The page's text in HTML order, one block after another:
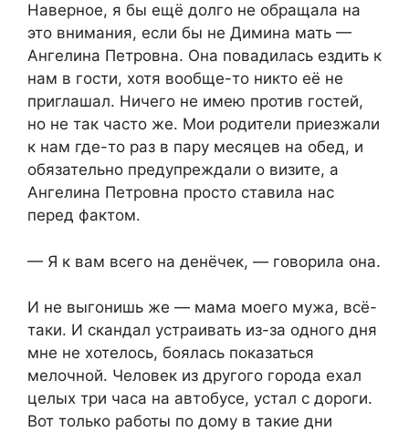
Наверное, я бы ещё долго не обращала на
это внимания, если бы не Димина мать —
Ангелина Петровна. Она повадилась ездить к
нам в гости, хотя вообще-то никто её не
приглашал. Ничего не имею против гостей,
но не так часто же. Мои родители приезжали
к нам где-то раз в пару месяцев на обед, и
обязательно предупреждали о визите, а
Ангелина Петровна просто ставила нас
перед фактом.
— Я к вам всего на денёчек, — говорила она.
И не выгонишь же — мама моего мужа, всё-
таки. И скандал устраивать из-за одного дня
мне не хотелось, боялась показаться
мелочной. Человек из другого города ехал
целых три часа на автобусе, устал с дороги.
Вот только работы по дому в такие дни